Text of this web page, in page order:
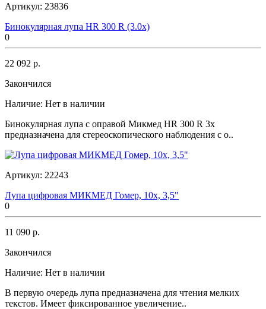
Артикул: 23836
Бинокулярная лупа HR 300 R (3.0х)
0
22 092 р.
Закончился
Наличие: Нет в наличии
Бинокулярная лупа с оправой Микмед HR 300 R 3x
предназначена для стереоскопического наблюдения с о..
Артикул: 22243
Лупа цифровая МИКМЕД Гомер, 10x, 3,5"
0
11 090 р.
Закончился
Наличие: Нет в наличии
В первую очередь лупа предназначена для чтения мелких
текстов. Имеет фиксированное увеличение..